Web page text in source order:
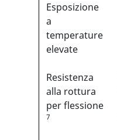
Esposizione
a
temperature
elevate
Resistenza
alla rottura
per flessione
7